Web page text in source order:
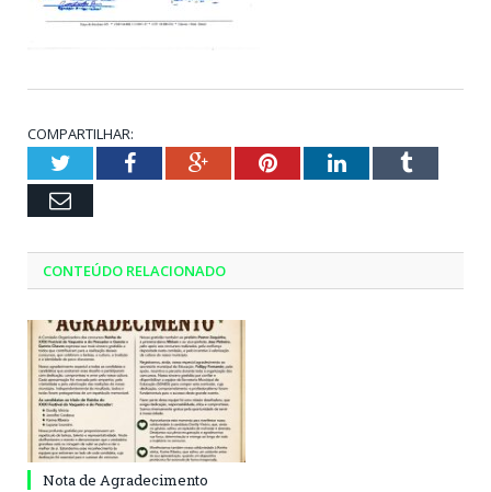
COMPARTILHAR:
TwitterFacebookGoogle+PinterestLinkedInTumblr
Email
CONTEÚDO RELACIONADO
Nota de Agradecimento